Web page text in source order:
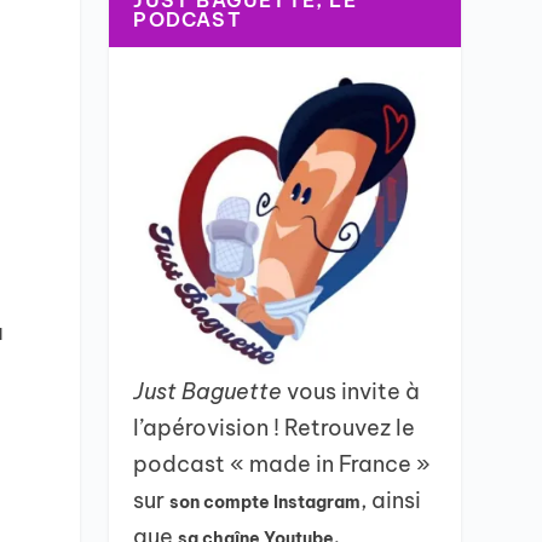
PODCAST
Just Baguettevous invite à
l’apérovision ! Retrouvez le
podcast « made in France »
surson compte Instagram, ainsi